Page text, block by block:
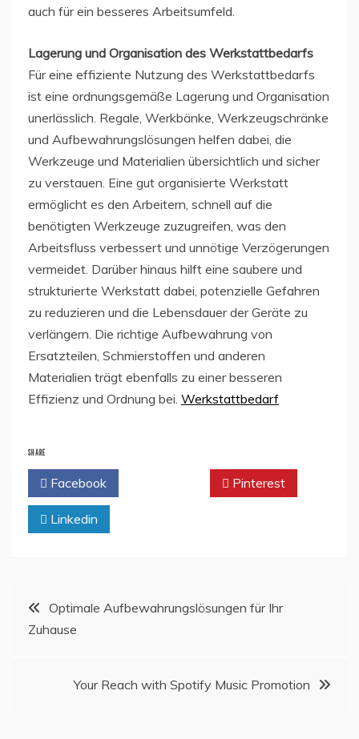
auch für ein besseres Arbeitsumfeld.
Lagerung und Organisation des Werkstattbedarfs
Für eine effiziente Nutzung des Werkstattbedarfs
ist eine ordnungsgemäße Lagerung und Organisation
unerlässlich. Regale, Werkbänke, Werkzeugschränke
und Aufbewahrungslösungen helfen dabei, die
Werkzeuge und Materialien übersichtlich und sicher
zu verstauen. Eine gut organisierte Werkstatt
ermöglicht es den Arbeitern, schnell auf die
benötigten Werkzeuge zuzugreifen, was den
Arbeitsfluss verbessert und unnötige Verzögerungen
vermeidet. Darüber hinaus hilft eine saubere und
strukturierte Werkstatt dabei, potenzielle Gefahren
zu reduzieren und die Lebensdauer der Geräte zu
verlängern. Die richtige Aufbewahrung von
Ersatzteilen, Schmierstoffen und anderen
Materialien trägt ebenfalls zu einer besseren
Effizienz und Ordnung bei. Werkstattbedarf
SHARE
Facebook Pinterest
Linkedin
PostOptimale Aufbewahrungslösungen für Ihr
Zuhause
Your Reach with Spotify Music Promotion